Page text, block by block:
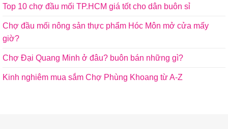
Top 10 chợ đầu mối TP.HCM giá tốt cho dân buôn sỉ
Chợ đầu mối nông sản thực phẩm Hóc Môn mở cửa mấy
giờ?
Chợ Đại Quang Minh ở đâu? buôn bán những gì?
Kinh nghiêm mua sắm Chợ Phùng Khoang từ A-Z